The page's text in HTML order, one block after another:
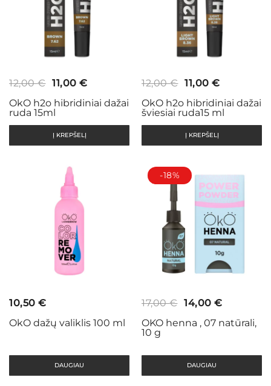
12,00€ Original
price
was:
12,00 €.
11,00 €Current
price
OkO h2o hibridiniai dažai
ruda 15ml
Į KREPŠELĮ
12,00€ Original
price
was:
12,00 €.
11,00 €Current
price
is:
OkO h2o hibridiniai dažai
šviesiai ruda15 ml
Į KREPŠELĮ
10,50 €
OkO dažų valiklis 100 ml
DAUGIAU
-18%
17,00€ Original
price
14,00 €Current
price
OKO henna , 07 natūrali,
10 g
DAUGIAU